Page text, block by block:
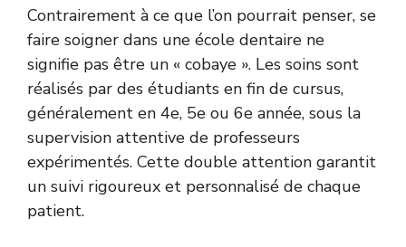
Contrairement à ce que l’on pourrait penser, se
faire soigner dans une école dentaire ne
signifie pas être un « cobaye ». Les soins sont
réalisés par des étudiants en fin de cursus,
généralement en 4e, 5e ou 6e année, sous la
supervision attentive de professeurs
expérimentés. Cette double attention garantit
un suivi rigoureux et personnalisé de chaque
patient.